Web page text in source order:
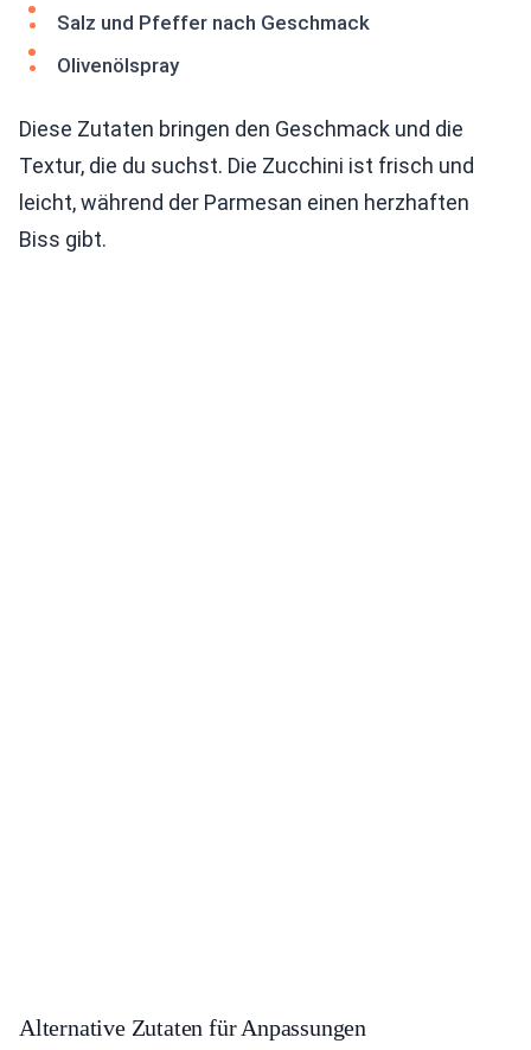
Salz und Pfeffer nach Geschmack
Olivenölspray
Diese Zutaten bringen den Geschmack und die
Textur, die du suchst. Die Zucchini ist frisch und
leicht, während der Parmesan einen herzhaften
Biss gibt.
Alternative Zutaten für Anpassungen